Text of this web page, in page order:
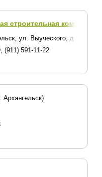
строительная компания
ул. Выуческого, д. 25, оф. 1
(911) 591-11-22
Архангельск)